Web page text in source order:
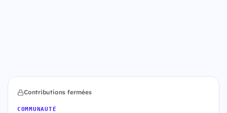
Contributions fermées
COMMUNAUTÉ